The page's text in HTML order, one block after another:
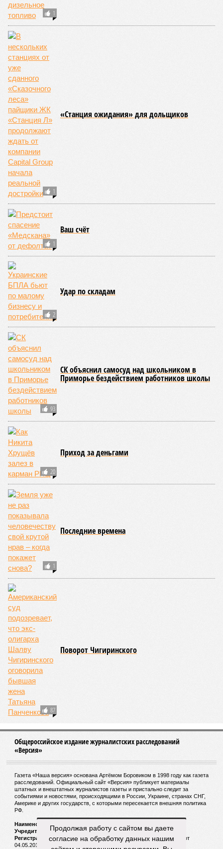
глобальных тенденциях, составили свой список
потенциально самых смертоносных стихийных бедствий,
угрожающих человечеству непосредственно сейчас, в XXI
веке.
«Золото» получили землетрясения. К наиболее
сейсмоопасным регионам относится Тихоокеанское
вулканическое огненное кольцо, включающее Индонезию,
Японию и западное побережье Северной и Южной Америки.
Турция, Иран, Индия и Непал также расположены на очень
активных линиях разломов тектонических плит. Не
исключение и центральная часть США – причина в Нью-
Мадридском разломе в штате Миссури. Землетрясения
средней силы – явление, в общем-то, обычное и вполне
сносное, но периодически, раз в несколько столетий,
трясёт так, что мало не покажется никому. К примеру, в
самом конце 2004 года бахнуло близ побережья
индонезийского острова Суматра, а следом пошли
огромные, превышающие высоту 15 метров, волны. Итог –
250 тыс. погибших.
На втором месте в рейтинге A-Z Animals как раз цунами. В
этом плане к уязвимым регионам относятся: побережье
Индийского океана, тихо­океанские побережья Японии и
США, а также некоторые районы Карибского бассейна и
Средиземноморья. То есть в зоне риска уже не только
Поднебесная с Индией – не так ли?
«Бронзу» получают извержения супервулканов – «Наша
Версия» уже
окончательно проснётся знаменитый Йеллоустоун. Это
грозит не только уничтожением части Соединённых
Штатов, но и общепланетарной катастрофой вплоть до
возникновения «вулканической зимы». Флегрейские поля в
Италии, кстати, тоже не стоит сбрасывать со счетов. Равно
как и многие другие до поры спящие вулканические
районы.
Невидимый убийца
Упоминают эксперты и жару вкупе с засухой и
следующими отсюда лесными пожарами. Тут в группе
риска запад США, юг Европы, Австралия, Ближний Восток,
а также некоторые районы Бразилии и Африки к югу от
Сахары. Леса начинают гореть всё чаще и чаще,
достаточно посмотреть общемировую статистику; сотни
тысяч людей остаются без крова, десятки тысяч – гибнут.
Но проблема не только в этом. Проблема ещё и в том, что
огонь уничтожает лесную экосистему, сельское хозяйство
и кропотливо созданную человеком инфраструктуру.
Учитывая то, что пожары начинают становиться чуть ли не
ежегодной реальностью на фоне глобального потепления,
год за годом их будет всё больше, и здесь уже среди
прочего в большой опасности Европа. Небывалая жара,
зафиксированная в этом и прошлом годах в Италии и во
Франции, тому лучшее подтверждение.
Есть в перечне A-Z Animals и экзотика, впрочем, не менее
смертоносная. Это, в частности, «лимнические
извержения», о которых мало кто слышал. Речь идёт о
явлениях, когда большое количество углекислого газа
внезапно вырывается из глубин озёр, образуя невидимое
удушающее газовое облако, которое безжалостно убивает
людей и животных. Катастрофа на озере Ньос в Камеруне
в 1986 году остаётся одним из наиболее чудовищных
примеров: более 1700 человек и тысячи голов скота
погибли из-за внезапного выброса CO₂, накрывшего
близлежащие деревни.
И здесь мы плавно подходим к тому, чем все эти
стихийные бедствия могут закончиться. А именно – к
социальному коллапсу, то есть фактическому упадку
развитой цивилизации, зачастую с последующим её
полным уничтожением. Среди причин такого трагического
развития событий учёные называют деградацию
любая природная катастрофа непременно ведёт именно к
этому – экономическому кризису, эпидемиям, голоду,
резкому сокращению численности населения. Так погибли
цивилизации шумеров, майя, кхмеров – список не
исчерпывающий. Какая цивилизация будет следующей?
Илья Космач
Газета «Наша версия» №29 от 03.08.2026
Продолжая работу с сайтом вы даете
согласие на обработку данных нашим